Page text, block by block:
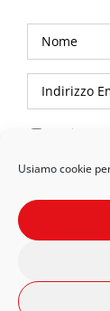
Usiamo cookie
Privacy